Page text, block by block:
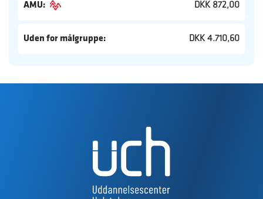
AMU: DKK 872,00
Uden for målgruppe: DKK 4.710,60